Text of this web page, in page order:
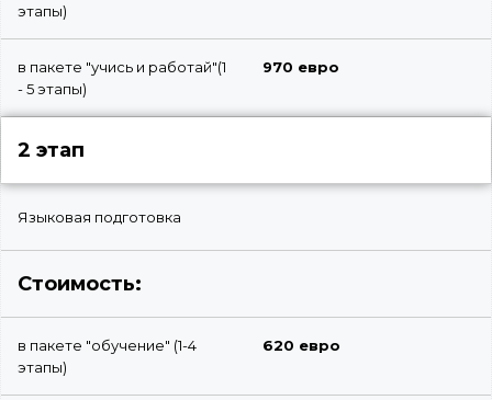
этапы)
в пакете "учись и работай"(1
- 5 этапы)
970 евро
2 этап
Языковая подготовка
Стоимость:
в пакете "обучение" (1-4
этапы)
620 евро